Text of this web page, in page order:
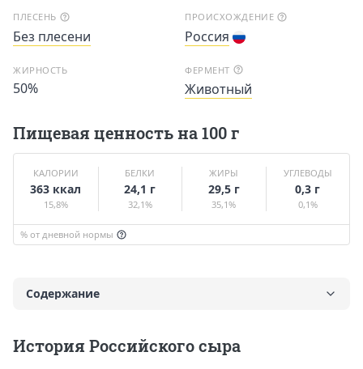
ПЛЕСЕНЬ
Без плесени
ПРОИСХОЖДЕНИЕ
Россия
ЖИРНОСТЬ
50%
ФЕРМЕНТ
Животный
Пищевая ценность на 100 г
КАЛОРИИ
363 ккал
15,8%
БЕЛКИ
24,1 г
32,1%
ЖИРЫ
29,5 г
35,1%
УГЛЕВОДЫ
0,3 г
0,1%
% от дневной нормы
Содержание
Вкус и калорийность Российского сыра
История Российского сыра